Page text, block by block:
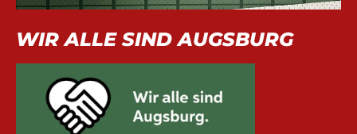
WIR ALLE SIND AUGSBURG